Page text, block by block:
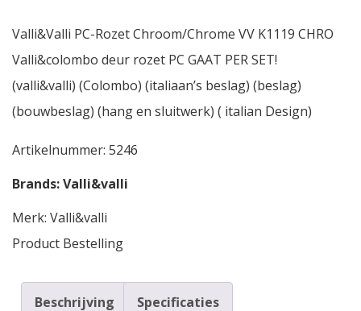
Valli&Valli PC-Rozet Chroom/Chrome VV K1119 CHRO
Valli&colombo deur rozet PC GAAT PER SET!
(valli&valli) (Colombo) (italiaan’s beslag) (beslag)
(bouwbeslag) (hang en sluitwerk) ( italian Design)
Artikelnummer: 5246
Brands:Valli&valli
Merk: Valli&valli
Product Bestelling
Beschrijving Specificaties